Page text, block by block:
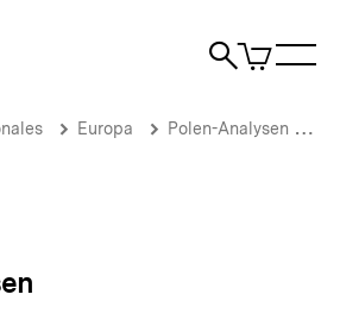
Suche
Artikel
im
Europa Polen-Analysen